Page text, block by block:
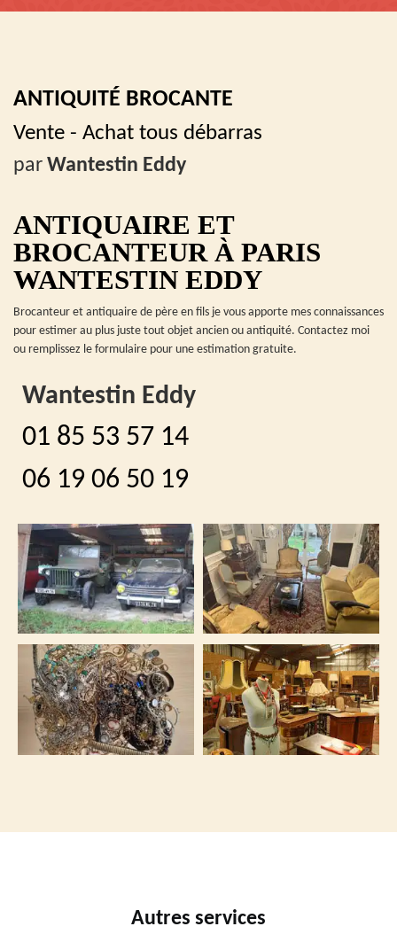
ANTIQUITÉ BROCANTE
Vente - Achat tous débarras
par Wantestin Eddy
ANTIQUAIRE ET
BROCANTEUR À PARIS
WANTESTIN EDDY
Brocanteur et antiquaire de père en fils je vous apporte mes connaissances
pour estimer au plus juste tout objet ancien ou antiquité. Contactez moi
ou remplissez le formulaire pour une estimation gratuite.
Wantestin Eddy
01 85 53 57 14
06 19 06 50 19
Autres services